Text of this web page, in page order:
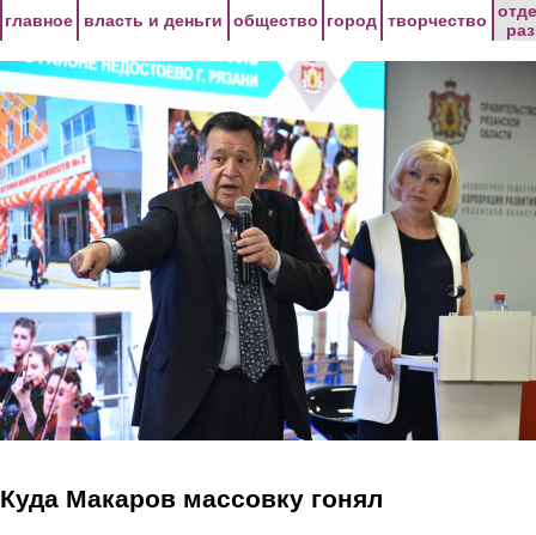
главное власть и деньги общество город творчество
Куда Макаров массовку гонял